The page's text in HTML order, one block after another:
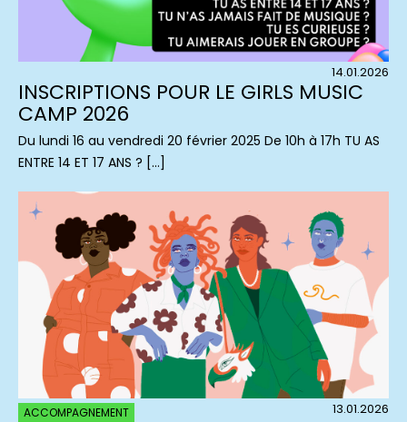
14.01.2026
INSCRIPTIONS POUR LE GIRLS MUSIC
CAMP 2026
Du lundi 16 au vendredi 20 février 2025 De 10h à 17h TU AS
ENTRE 14 ET 17 ANS ? […]
ACCOMPAGNEMENT 13.01.2026